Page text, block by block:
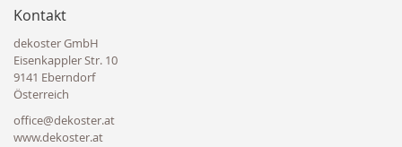
Kontakt
dekoster GmbH
Eisenkappler Str. 10
9141 Eberndorf
Österreich
office@dekoster.at
www.dekoster.at